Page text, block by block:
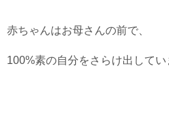
赤ちゃんはお母さんの前で、
100%素の自分をさらけ出してい